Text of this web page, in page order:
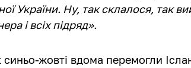
України. Ну, так склалося, так
і всіх підряд».
жовті вдома перемогли